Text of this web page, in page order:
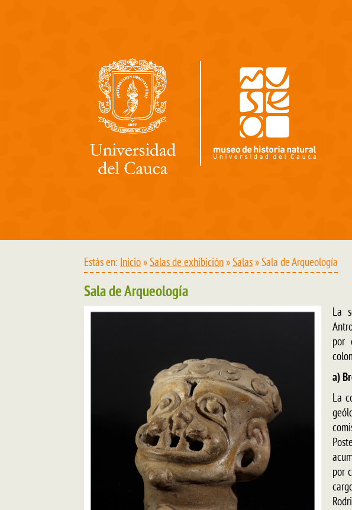
Estás en: Inicio»Salas de exhibición»Salas» Sala de Arqueología
Sala de Arqueología
La
por
a)
La
por